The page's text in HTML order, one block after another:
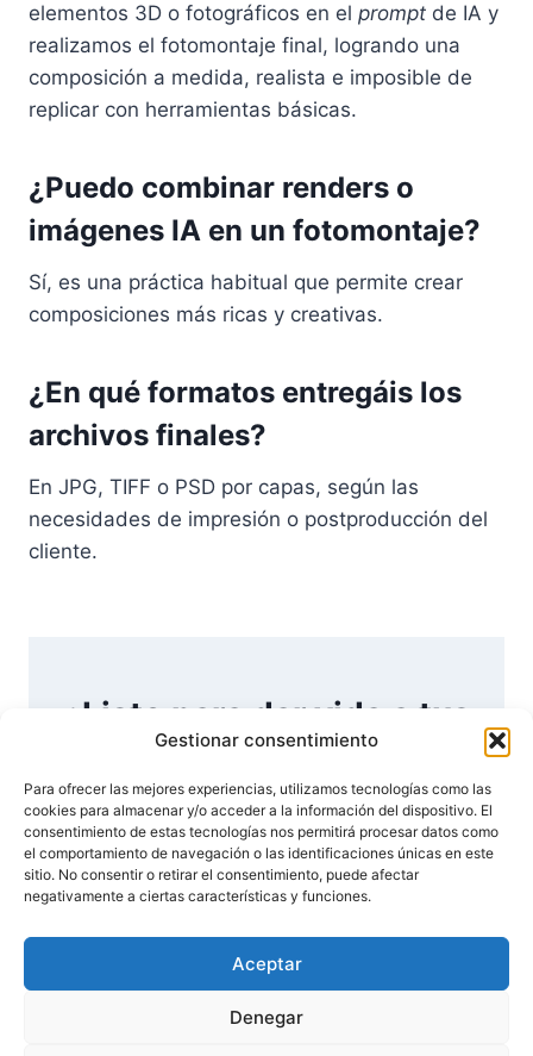
Gestionar consentimiento
Para ofrecer las mejores experiencias, utilizamos tecnologías como las
cookies para almacenar y/o acceder a la información del dispositivo. El
consentimiento de estas tecnologías nos permitirá procesar datos como
el comportamiento de navegación o las identificaciones únicas en este
sitio. No consentir o retirar el consentimiento, puede afectar
negativamente a ciertas características y funciones.
Aceptar
Denegar
elementos 3D o fotográficos en el prompt de IA y
realizamos el fotomontaje final, logrando una
composición a medida, realista e imposible de
replicar con herramientas básicas.
¿Puedo combinar renders o
imágenes IA en un fotomontaje?
Sí, es una práctica habitual que permite crear
composiciones más ricas y creativas.
¿En qué formatos entregáis los
archivos finales?
En JPG, TIFF o PSD por capas, según las
necesidades de impresión o postproducción del
cliente.
¿Listo para dar vida a tus
Saber más Solicitar Presupuesto
Política de Cookies